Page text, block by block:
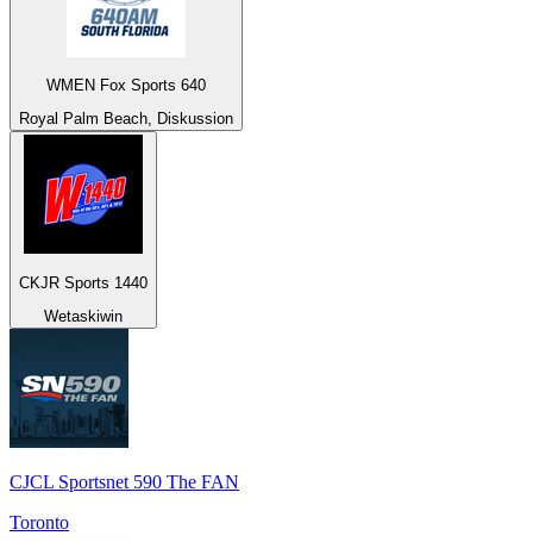
WMEN Fox Sports 640
Royal Palm Beach, Diskussion
CKJR Sports 1440
Wetaskiwin
CJCL Sportsnet 590 The FAN
Toronto